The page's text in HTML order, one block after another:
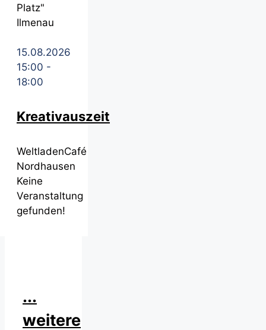
Platz"
Ilmenau
15.08.2026
15:00 -
18:00
Kreativauszeit
WeltladenCafé
Nordhausen
Keine
Veranstaltung
gefunden!
...
weitere